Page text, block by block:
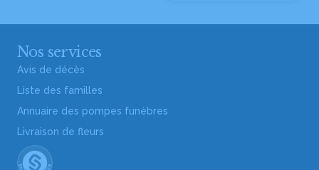
Nos services
Avis de décès
Liste des familles
Annuaire des pompes funèbres
Livraison de fleurs